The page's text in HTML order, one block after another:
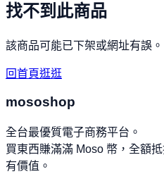
找不到此商品
該商品可能已下架或網址有誤。
回首頁逛逛
mososhop
全台最優質電子商務平台。
買東西賺滿滿 Moso 幣，全額
有價值。